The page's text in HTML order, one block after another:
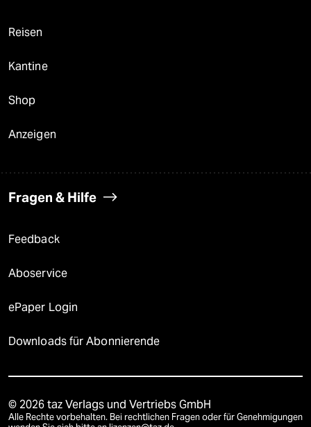
Reisen
Kantine
Shop
Anzeigen
Fragen & Hilfe
Feedback
Aboservice
ePaper Login
Downloads für Abonnierende
© 2026 taz Verlags und Vertriebs GmbH
Alle Rechte vorbehalten. Bei rechtlichen Fragen oder für Genehmigungen